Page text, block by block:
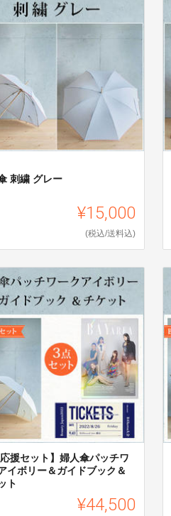
刺繍 グレー
¥15,000
(税込/送料込)
応援セット】婦人傘パッチワ
イボリー＆ガイドブック＆
ト
¥44,500